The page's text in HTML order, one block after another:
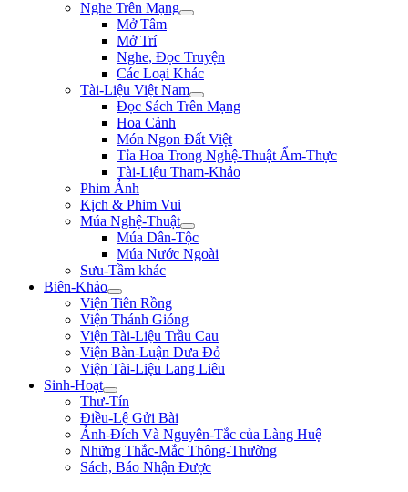
Nghe Trên Mạng
Mở Tâm
Mở Trí
Nghe, Đọc Truyện
Các Loại Khác
Tài-Liệu Việt Nam
Đọc Sách Trên Mạng
Hoa Cảnh
Món Ngon Đất Việt
Tỉa Hoa Trong Nghệ-Thuật Ẩm-Thực
Tài-Liệu Tham-Khảo
Phim Ảnh
Kịch & Phim Vui
Múa Nghệ-Thuật
Múa Dân-Tộc
Múa Nước Ngoài
Sưu-Tầm khác
Biên-Khảo
Viện Tiên Rồng
Viện Thánh Gióng
Viện Tài-Liệu Trầu Cau
Viện Bàn-Luận Dưa Đỏ
Viện Tài-Liệu Lang Liêu
Sinh-Hoạt
Thư-Tín
Điều-Lệ Gửi Bài
Ảnh-Đích Và Nguyên-Tắc của Làng Huệ
Những Thắc-Mắc Thông-Thường
Sách, Báo Nhận Được